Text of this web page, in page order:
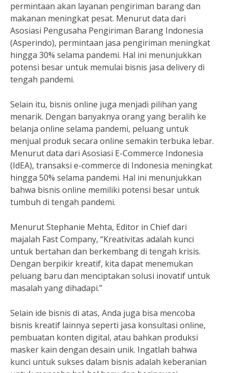
permintaan akan layanan pengiriman barang dan
makanan meningkat pesat. Menurut data dari
Asosiasi Pengusaha Pengiriman Barang Indonesia
(Asperindo), permintaan jasa pengiriman meningkat
hingga 30% selama pandemi. Hal ini menunjukkan
potensi besar untuk memulai bisnis jasa delivery di
tengah pandemi.
Selain itu, bisnis online juga menjadi pilihan yang
menarik. Dengan banyaknya orang yang beralih ke
belanja online selama pandemi, peluang untuk
menjual produk secara online semakin terbuka lebar.
Menurut data dari Asosiasi E-Commerce Indonesia
(IdEA), transaksi e-commerce di Indonesia meningkat
hingga 50% selama pandemi. Hal ini menunjukkan
bahwa bisnis online memiliki potensi besar untuk
tumbuh di tengah pandemi.
Menurut Stephanie Mehta, Editor in Chief dari
majalah Fast Company, “Kreativitas adalah kunci
untuk bertahan dan berkembang di tengah krisis.
Dengan berpikir kreatif, kita dapat menemukan
peluang baru dan menciptakan solusi inovatif untuk
masalah yang dihadapi.”
Selain ide bisnis di atas, Anda juga bisa mencoba
bisnis kreatif lainnya seperti jasa konsultasi online,
pembuatan konten digital, atau bahkan produksi
masker kain dengan desain unik. Ingatlah bahwa
kunci untuk sukses dalam bisnis adalah keberanian